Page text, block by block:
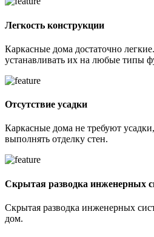
Легкость конструкции
Каркасные дома достаточно
устанавливать их на любые типы
Отсутствие усадки
Каркасные дома не требуют
выполнять отделку стен.
Скрытая разводка инженерных
Скрытая разводка инженерных
дом.